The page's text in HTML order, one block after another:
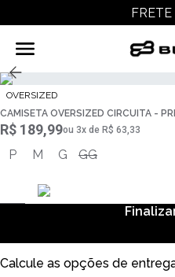
FRETE
OVERSIZED
CAMISETA OVERSIZED CIRCUITA -
R$ 189,99ou 3x de R$ 63,33
P M G GG
Calcule as opções de